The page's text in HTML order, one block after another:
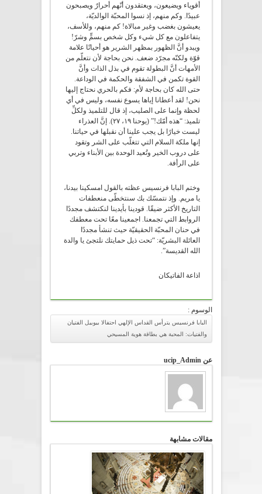
أقوياء ويضيعون، ويعتقدون أنّهم أحرارٌ ويصبحون
عبيدًا. وكم منهم، إذ نسوا المحبّة الوالديّة،
يعيشون بغضب وغير مبالاة! كم منهم، وللأسف،
يتفاعلون مع كل شيء وكل شخص بسمٍّ وشرّ!
ويبدو أنَّ الظهور بمظهر الشرير هو أحيانًا علامة
قوّة ولكنّه مجرّد ضعف. نحن بحاجة لأن نتعلّم من
الأمهات أنَّ البطولة تقوم في بذل الذات وأنَّ
القوة تكمن في الشفقة والحكمة في الوداعة.
حتى الله كان بحاجة لأم: فكم بالحري نحتاج إليها
نحن! لقد أعطانا إياها يسوع نفسه، وليس في أي
لحظة وإنما على الصليب، إذ قال للتلميذ ولكلِّ
تلميذ: “هذه أمّك!” (يوحنا ١۹، ٢٧). إنَّ العذراء
ليست خيارًا بل يجب علينا أن نقبلها في حياتنا.
إنها ملكة السلام التي تتغلّب على الشر وتقود
على دروب الخير وتُعيد الوحدة بين الأبناء وتربي
على الرأفة.
وختم البابا فرنسيس عظته بالقول امسكينا بيدنا،
يا مريم. وإذ نتمسّك بك سنتخطّى منعطفات
التاريخ الأكثر ضيقًا. قودينا بأيدينا لنكتشف مجددًا
الروابط التي تجمعنا. اجمعينا معًا تحت معطفك
في حنان المحبّة الحقيقيّة حيث تنشأ مجددًا
العائلة البشريّة: “تحت ذيل حمايتك نلتجئ يا والدة
الله القديسة”.
اذاعة الفاتيكان
الوسوم :
البابا فرنسيس يترأس القداس الإلهي احتفالا بيوبيل الفتيان
والفتيات: المحبة هي بطاقة هوية المسيحي
عن ucip_Admin
مقالات مشابهة